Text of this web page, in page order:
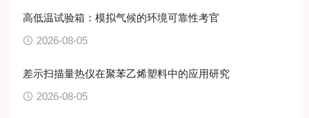
高低温试验箱：模拟气候的环境可靠性考官
2026-08-05
差示扫描量热仪在聚苯乙烯塑料中的应用研究
2026-08-05